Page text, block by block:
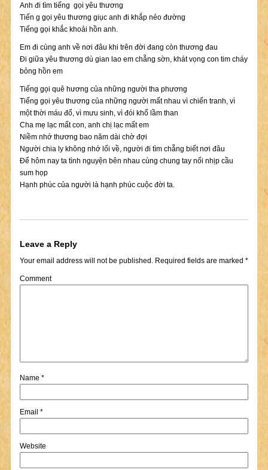
Anh đi tìm tiếng gọi yêu thương
Tiến g gọi yêu thương giục anh đi khắp nẻo đường
Tiếng gọi khắc khoải hồn anh.
Em đi cùng anh về nơi đâu khi trên đời đang còn thương đau
Đi giữa yêu thương dù gian lao em chẵng sờn, khát vọng con tim cháy
bỏng hồn em
Tiếng gọi quê hương của những người tha phương
Tiếng gọi yêu thương của những người mất nhau vì chiến tranh, vì
một thời máu đổ, vì mưu sinh, vì đói khổ lầm than
Cha mẹ lạc mất con, anh chị lạc mất em
Niềm nhớ thương bao năm dài chờ đợi
Người chia ly không nhớ lối về, người đi tìm chẵng biết nơi đâu
Để hôm nay ta tình nguyện bên nhau cùng chung tay nối nhịp cầu
sum họp
Hạnh phúc của người là hạnh phúc cuộc đời ta.
Leave a Reply
Your email address will not be published.Required fields are marked *
Comment
Name *
Email *
Website